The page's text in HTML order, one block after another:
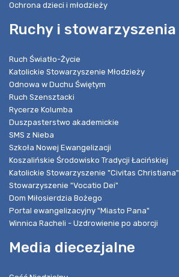
Ochrona dzieci i młodzieży
Ruchy i stowarzyszenia
Ruch Światło-Życie
Katolickie Stowarzyszenie Młodzieży
Odnowa w Duchu Świętym
Ruch Szensztacki
Rycerze Kolumba
Duszpasterstwo akademickie
SMS z Nieba
Szkoła Nowej Ewangelizacji
Koszalińskie Środowisko Tradycji Łacińskiej
Katolickie Stowarzyszenie "Civitas Christiana"
Stowarzyszenie "Vocatio Dei"
Dom Miłosierdzia Bożego
Portal ewangelizacyjny "Miasto Pana"
Winnica Racheli - Uzdrowienie po aborcji
Media diecezjalne